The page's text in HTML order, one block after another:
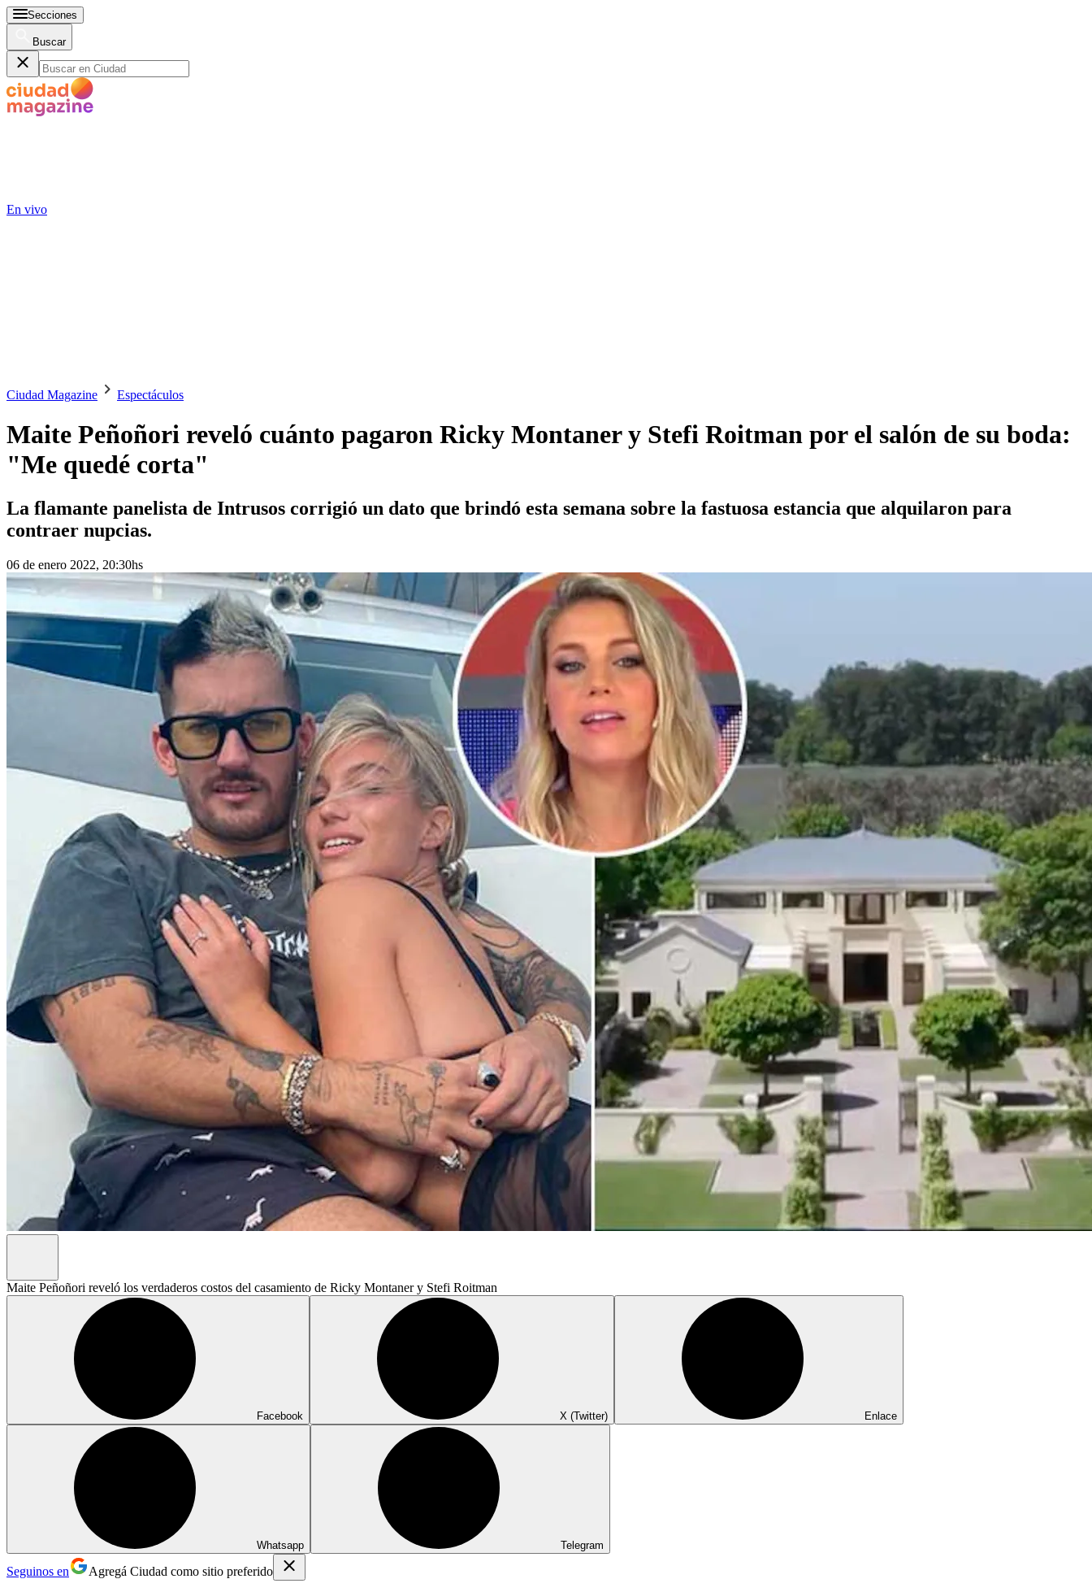
Secciones
Buscar
En vivo
Ciudad Magazine Espectáculos
Maite Peñoñori reveló cuánto pagaron Ricky Montaner y Stefi Roitman por el salón de su boda:
"Me quedé corta"
La flamante panelista de Intrusos corrigió un dato que brindó esta semana sobre la fastuosa estancia que alquilaron para
contraer nupcias.
06 de enero 2022, 20:30hs
Maite Peñoñori reveló los verdaderos costos del casamiento de Ricky Montaner y Stefi Roitman
Facebook X (Twitter) Enlace
Whatsapp Telegram
Seguinos en Agregá Ciudad como sitio preferido